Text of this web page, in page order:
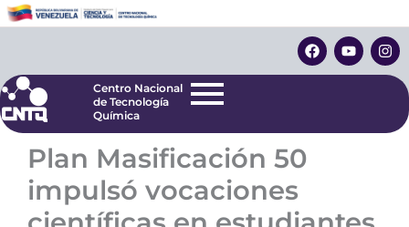
al
F
a
c
o
Y
o
u
e
I
n
s
r
Centro Nacional
de Tecnología
Centro Nacional
de Tecnología
Química
Plan Masificación 50
impulsó vocaciones